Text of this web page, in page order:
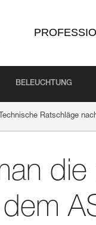
BELEUCHTUNG
Technische Ratschläge
die